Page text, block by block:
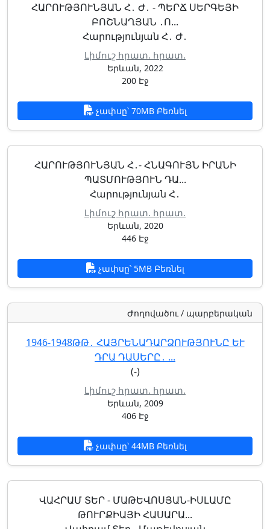
ՀԱՐՈՒԹՅՈՒՆՅԱՆ Հ․ Ժ․ - ՊԵՐՃ ՍԵՐԳԵՅԻ
ԲՈՇՆԱՂՅԱՆ ․Ո...
Հարությունյան Հ․ Ժ․
Լիմուշ հրատ. հրատ.
Երևան, 2022
200 Էջ
չափսը՝ 70MB Բեռնել
ՀԱՐՈՒԹՅՈՒՆՅԱՆ Հ․- ՀՆԱԳՈՒՅՆ ԻՐԱՆԻ
ՊԱՏՄՈՒԹՅՈՒՆ ԴԱ...
Հարությունյան Հ․
Լիմուշ հրատ. հրատ.
Երևան, 2020
446 Էջ
չափսը՝ 5MB Բեռնել
Ժողովածու / պարբերական
1946-1948ԹԹ․ ՀԱՅՐԵՆԱԴԱՐՁՈՒԹՅՈՒՆԸ ԵՒ Դ
ՐԱ ԴԱՍԵՐԸ․ ...
(-)
Լիմուշ հրատ. հրատ.
Երևան, 2009
406 Էջ
չափսը՝ 44MB Բեռնել
ՎԱՀՐԱՄ ՏԵՐ - ՄԱԹԵՎՈՍՅԱՆ-ԻՍԼԱՄԸ
ԹՈՒՐՔԻԱՅԻ ՀԱՍԱՐԱ...